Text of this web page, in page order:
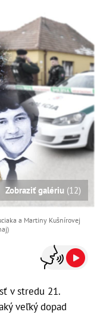
Zobraziť galériu (12)
a Martiny Kušnírovej
v stredu 21.
veľký dopad